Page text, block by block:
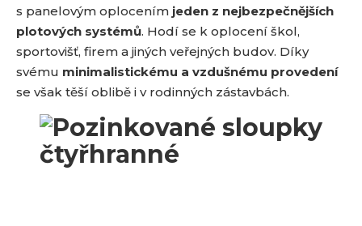
s panelovým oplocením jeden z nejbezpečnějších
plotových systémů. Hodí se k oplocení škol,
sportovišť, firem a jiných veřejných budov. Díky
svému minimalistickému a vzdušnému provedení
se však těší oblibě i v rodinných zástavbách.